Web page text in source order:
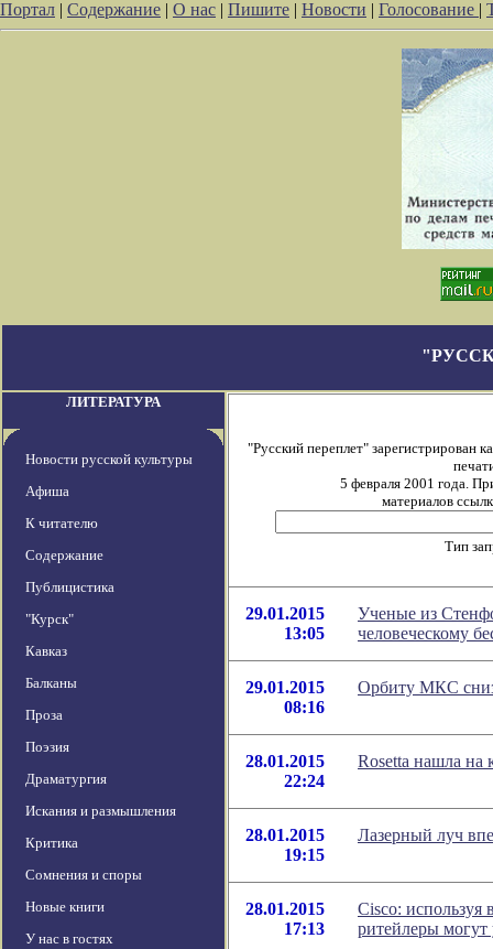
Портал | Содержание | О нас | Пишите | Новости | Голосование |
ЛИТЕРАТУРА
Новости русской культуры
Афиша
К читателю
Содержание
Публицистика
"Курск"
Кавказ
Балканы
Проза
Поэзия
Драматургия
Искания и размышления
Критика
Сомнения и споры
Новые книги
У нас в гостях
"Русский переплет" зарегистрирован
5 февраля 2001 года.
материалов
Тип
29.01.2015
13:05
Ученые из
человеческому
29.01.2015
08:16
Орбиту МКС
28.01.2015
22:24
Rosetta нашла на
28.01.2015
19:15
Лазерный луч
28.01.2015
17:13
Cisco:
ритейлеры